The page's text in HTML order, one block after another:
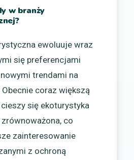
w branży
ewoluuje wraz
się preferencjami
trendami na
Obecnie coraz większą
się ekoturystyka
co
zainteresowanie
z ochroną